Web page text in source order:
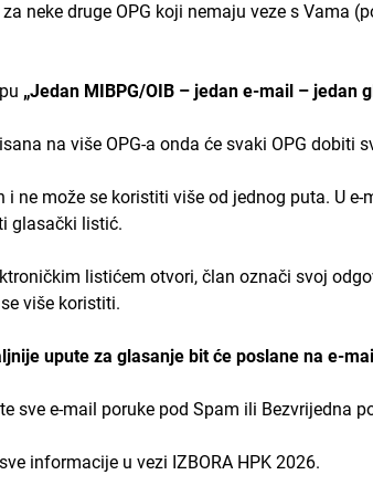
neke druge OPG koji nemaju veze s Vama
„Jedan MIBPG/OIB – jedan e-mail – jedan
na više OPG-a onda će svaki OPG dobiti
i ne može se koristiti više od jednog puta. U
glasački listić.
listićem otvori, član označi svoj
više koristiti.
upute za glasanje bit će poslane na e-
sve e-mail poruke pod Spam ili Bezvrijedna
informacije u vezi IZBORA HPK 2026.